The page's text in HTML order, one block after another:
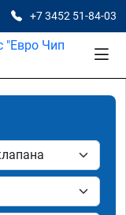
+7 3452 51-84-03